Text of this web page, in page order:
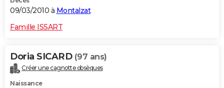
09/03/2010 à Montalzat
Famille ISSART
Doria SICARD (97 ans)
Créer une cagnotte obsèques
Naissance